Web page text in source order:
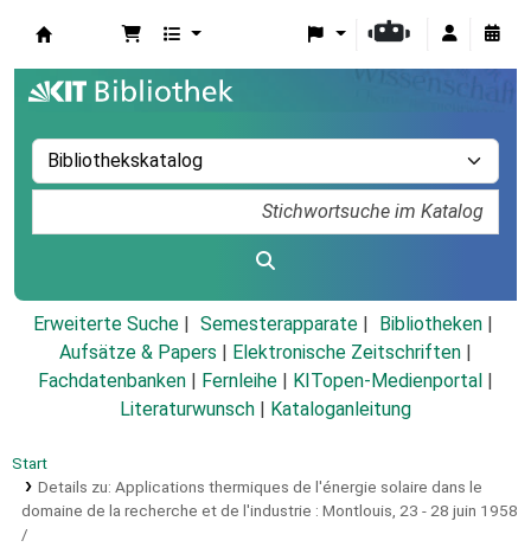
Erweiterte Suche Semesterapparate
Bibliotheken
Aufsätze & Papers
Elektronische Zeitschriften
Fachdatenbanken
Fernleihe KITopen-Medienportal
Literaturwunsch
Kataloganleitung
Start
Details zu: Applications thermiques de l'énergie solaire dans le
domaine de la recherche et de l'industrie : Montlouis, 23 - 28 juin 1958
/